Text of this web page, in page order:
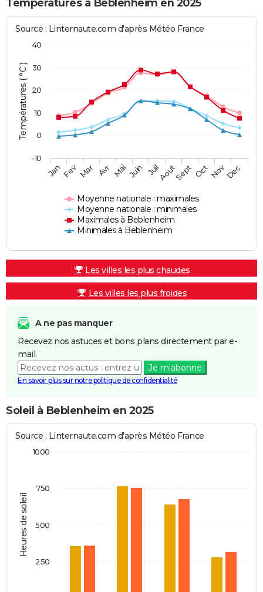
Températures à Beblenheim en 2025
Températures ( °C )
Source : Linternaute.com d'après Météo France
Moyenne nationale : maximales
Moyenne nationale : minimales
Maximales à Beblenheim
Minimales à Beblenheim
JanFev Mar Avr MaiJuin JuilAoutSept OctNovDec
-10
0
10
20
30
40
Les villes les plus chaudes
Les villes les plus froides
A ne pas manquer
Recevez nos astuces et bons plans directement par e-
mail.
Je m'abonne
En savoir plus sur notre politique de confidentialité
Soleil à Beblenheim en 2025
Heures de soleil
Source : Linternaute.com d'après Météo France
1000
250
500
750